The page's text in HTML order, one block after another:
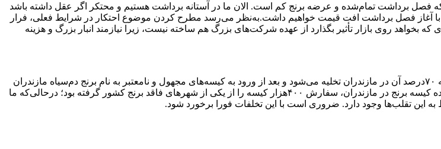
برداشت تمام‌شده و عرضه برنج کم است. الان ما در آستانه برداشت هستیم و محتکر اگر عقل داشته باشد
آغاز فصل برداشت افت قیمت خواهیم داشت.به‌نظر می‌رسد مطرح کردن موضوع احتکار در شرایط فعلی، فرار
روی بازار تأثیر بگذارد از عهده شرکت‌های بزرگ هم ساخته نیست، زیرا نیازمند انبار بزرگ و هزینه
آقاجانیان: در کنار واردات رسمی، ما واردات غیررسمی و قاچاق برنج پاکستانی را هم داریم که ۷۰درصد آن در مازندران تخلیه می‌شود و بعد از ورود به کیسه‌های مجهول و نامعتبر به نام برنج دم‌سیاه مازندران
و… به‌عنوان برنج اعلای ایرانی وارد بازار می‌شود. این تقلب به حدی زیاد است که یک تولیدکننده کیسه برنج در مازندران، سفارش ۴۰۰هزار کیسه را از یکی از شهرهای فاقد برنج کشور گرفته بود؛ درحالی‌که ما
به این تقلب‌ها وجود دارد. ضروری است با این تخلفات فورا برخورد شود.